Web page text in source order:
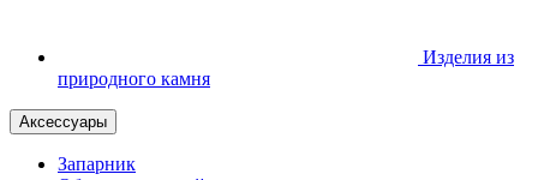
Изделия из
природного камня
Аксессуары
Запарник